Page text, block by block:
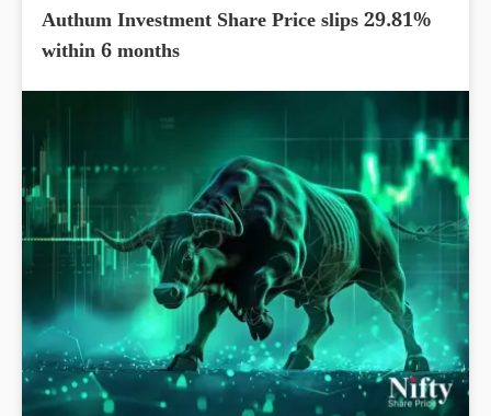
Authum Investment Share Price slips 29.81%
within 6 months